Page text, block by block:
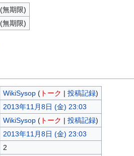
無期限)
無期限)
WikiSysop (トーク | 投稿記録)
2013年11月8日 (金) 23:03
WikiSysop (トーク | 投稿記録)
2013年11月8日 (金) 23:03
2